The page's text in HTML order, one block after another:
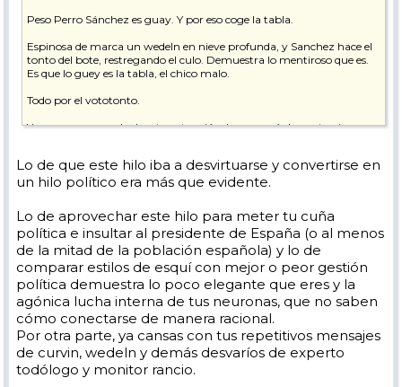
Peso Perro Sánchez es guay. Y por eso coge la tabla.
Espinosa de marca un wedeln en nieve profunda, y Sanchez hace el
tonto del bote, restregando el culo. Demuestra lo mentiroso que es.
Es que lo guey es la tabla, el chico malo.
Todo por el vototonto.
Yo no me sorprendo de esta actuación, lo raro sería lo contrario.
van en wedeln.
Las cosas evolucionan, menos la estupidez. Y por culpa de la política
Mientras no haya ley en este mundo del esquí, aparte de los
cazaporretas, no hay nada.
El esquí corrupto está al acecho. Por todas partes donde haya parnè.
Los implicados hablan de un montón de técnicas diferentes, hoy
están en casa.
Al menos estos días que no se ve na.
Los corruptos y contaminados del carving, o no esquian o van en
giro corto, que ya es algo.
Lo de que este hilo iba a desvirtuarse y convertirse en
un hilo político era más que evidente.
Lo de aprovechar este hilo para meter tu cuña
política e insultar al presidente de España (o al menos
de la mitad de la población española) y lo de
comparar estilos de esquí con mejor o peor gestión
política demuestra lo poco elegante que eres y la
agónica lucha interna de tus neuronas, que no saben
cómo conectarse de manera racional.
Por otra parte, ya cansas con tus repetitivos mensajes
de curvin, wedeln y demás desvaríos de experto
todólogo y monitor rancio.